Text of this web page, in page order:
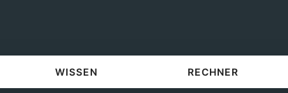
WISSEN RECHNER